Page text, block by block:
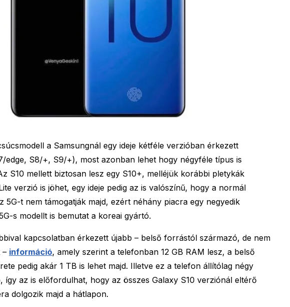
a Samsungnál egy ideje kétféle verzióban érkezett
edge, S8/+, S9/+), most azonban lehet hogy négyféle típus is
S10 mellett biztosan lesz egy S10+, melléjük korábbi pletykák
verzió is jöhet, egy ideje pedig az is valószínű, hogy a normál
5G-t nem támogatják majd, ezért néhány piacra egy negyedik
s modellt is bemutat a koreai gyártó.
kapcsolatban érkezett újabb – belső forrástól származó, de nem
– információ, amely szerint a telefonban 12 GB RAM lesz, a belső
pedig akár 1 TB is lehet majd. Illetve ez a telefon állítólag négy
így az is előfordulhat, hogy az összes Galaxy S10 verziónál eltérő
dolgozik majd a hátlapon.